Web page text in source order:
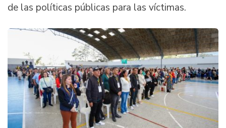
de las políticas públicas para las víctimas.